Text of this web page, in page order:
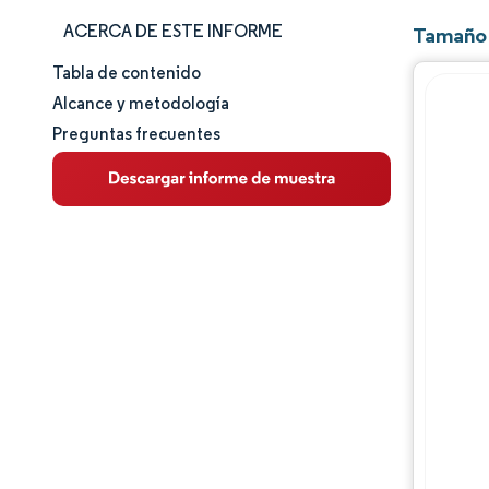
ACERCA DE ESTE INFORME
Tamaño y cuota de mercado
Análisis de mercado
Tendencias e ideas
Tabla de contenido
Alcance y metodología
Preguntas frecuentes